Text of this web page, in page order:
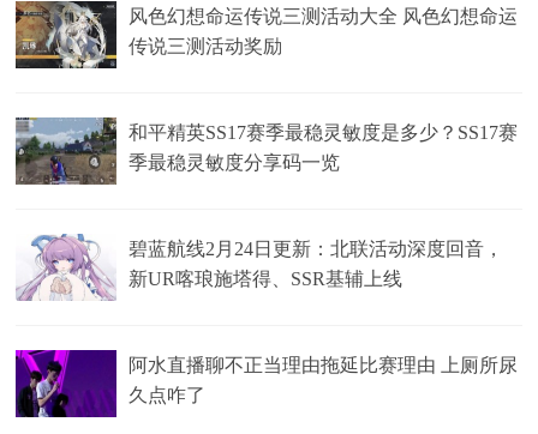
风色幻想命运传说三测活动大全 风色幻想命运
传说三测活动奖励
和平精英SS17赛季最稳灵敏度是多少？SS17赛
季最稳灵敏度分享码一览
碧蓝航线2月24日更新：北联活动深度回音，
新UR喀琅施塔得、SSR基辅上线
阿水直播聊不正当理由拖延比赛理由 上厕所尿
久点咋了